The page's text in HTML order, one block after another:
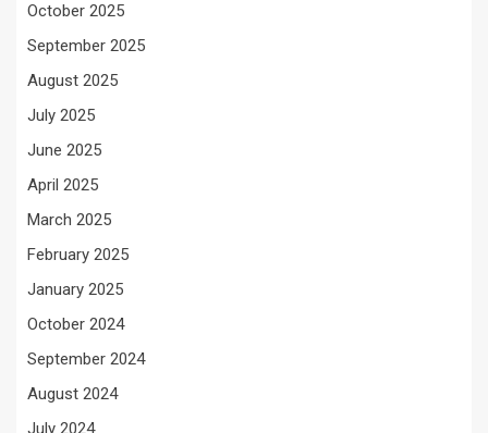
October 2025
September 2025
August 2025
July 2025
June 2025
April 2025
March 2025
February 2025
January 2025
October 2024
September 2024
August 2024
July 2024